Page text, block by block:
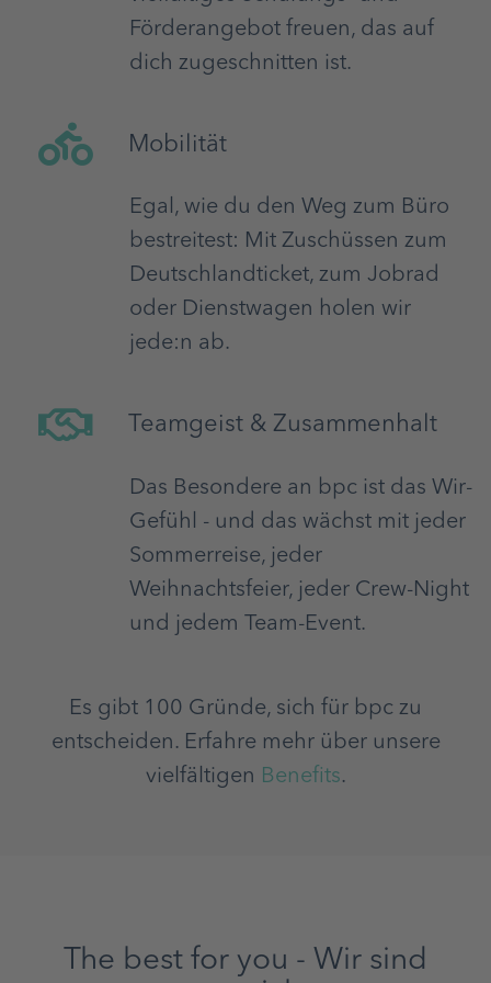
Förderangebot freuen, das auf
dich zugeschnitten ist.
Mobilität
Egal, wie du den Weg zum Büro
bestreitest: Mit Zuschüssen zum
Deutschlandticket, zum Jobrad
oder Dienstwagen holen wir
jede:n ab.
Teamgeist & Zusammenhalt
Das Besondere an bpc ist das Wir-
Gefühl - und das wächst mit jeder
Sommerreise, jeder
Weihnachtsfeier, jeder Crew-Night
und jedem Team-Event.
Es gibt 100 Gründe, sich für bpc zu
entscheiden. Erfahre mehr über unsere
vielfältigen Benefits.
The best for you - Wir sind